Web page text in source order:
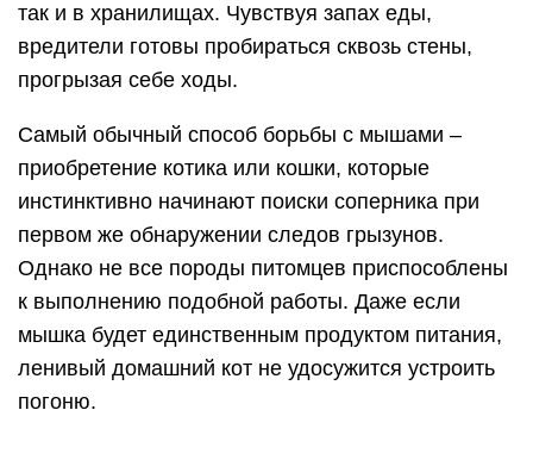
так и в хранилищах. Чувствуя запах еды,
вредители готовы пробираться сквозь стены,
прогрызая себе ходы.
Самый обычный способ борьбы с мышами –
приобретение котика или кошки, которые
инстинктивно начинают поиски соперника при
первом же обнаружении следов грызунов.
Однако не все породы питомцев приспособлены
к выполнению подобной работы. Даже если
мышка будет единственным продуктом питания,
ленивый домашний кот не удосужится устроить
погоню.